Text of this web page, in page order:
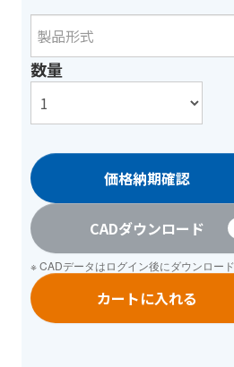
数量
価格納期確認
CADダウンロード
※ CADデータはログイン後にダウンロード
カートに入れる